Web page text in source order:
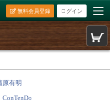
ログイン
無料会員登録
原有明
ConTenDo